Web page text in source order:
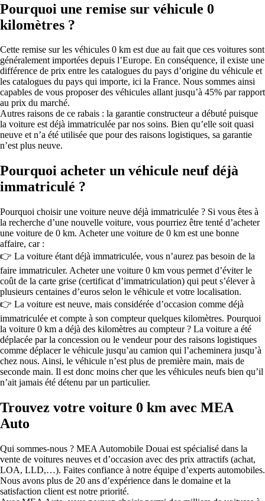
Pourquoi une remise sur véhicule 0
kilomètres ?
Cette remise sur les véhicules 0 km est due au fait que ces voitures sont
généralement importées depuis l’Europe. En conséquence, il existe une
différence de prix entre les catalogues du pays d’origine du véhicule et
les catalogues du pays qui importe, ici la France. Nous sommes ainsi
capables de vous proposer des véhicules allant jusqu’à 45% par rapport
au prix du marché.
Autres raisons de ce rabais : la garantie constructeur a débuté puisque
la voiture est déjà immatriculée par nos soins. Bien qu’elle soit quasi
neuve et n’a été utilisée que pour des raisons logistiques, sa garantie
n’est plus neuve.
Pourquoi acheter un véhicule neuf déjà
immatriculé ?
Pourquoi choisir une voiture neuve déjà immatriculée ? Si vous êtes à
la recherche d’une nouvelle voiture, vous pourriez être tenté d’acheter
une voiture de 0 km. Acheter une voiture de 0 km est une bonne
affaire, car :
👉 La voiture étant déjà immatriculée, vous n’aurez pas besoin de la
faire immatriculer. Acheter une voiture 0 km vous permet d’éviter le
coût de la carte grise (certificat d’immatriculation) qui peut s’élever à
plusieurs centaines d’euros selon le véhicule et votre localisation.
👉 La voiture est neuve, mais considérée d’occasion comme déjà
immatriculée et compte à son compteur quelques kilomètres. Pourquoi
la voiture 0 km a déjà des kilomètres au compteur ? La voiture a été
déplacée par la concession ou le vendeur pour des raisons logistiques
comme déplacer le véhicule jusqu’au camion qui l’acheminera jusqu’à
chez nous. Ainsi, le véhicule n’est plus de première main, mais de
seconde main. Il est donc moins cher que les véhicules neufs bien qu’il
n’ait jamais été détenu par un particulier.
Trouvez votre voiture 0 km avec MEA
Auto
Qui sommes-nous ? MEA Automobile Douai est spécialisé dans la
vente de voitures neuves et d’occasion avec des prix attractifs (achat,
LOA, LLD,…). Faites confiance à notre équipe d’experts automobiles.
Nous avons plus de 20 ans d’expérience dans le domaine et la
satisfaction client est notre priorité.